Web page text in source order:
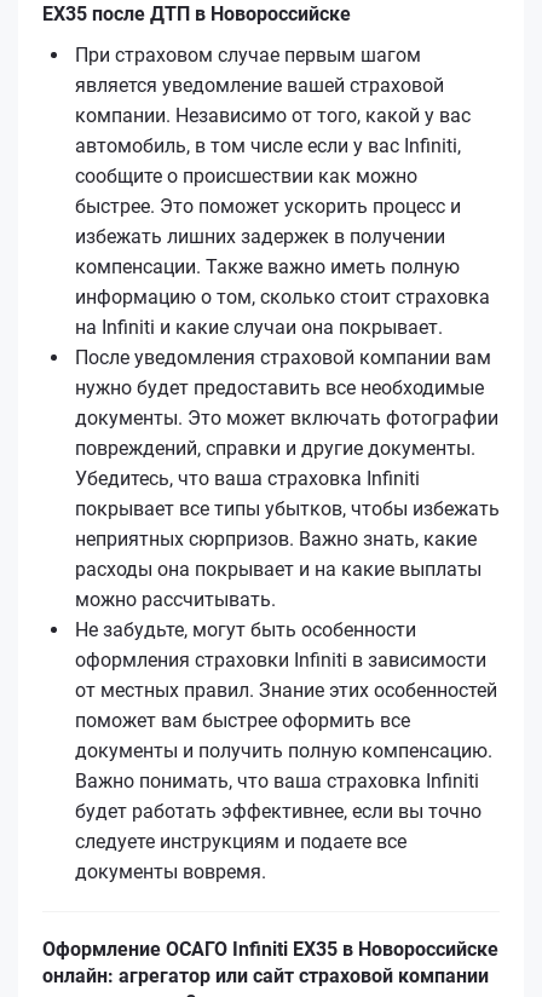
EX35 после ДТП в Новороссийске
При страховом случае первым шагом
является уведомление вашей страховой
компании. Независимо от того, какой у вас
автомобиль, в том числе если у вас Infiniti,
сообщите о происшествии как можно
быстрее. Это поможет ускорить процесс и
избежать лишних задержек в получении
компенсации. Также важно иметь полную
информацию о том, сколько стоит страховка
на Infiniti и какие случаи она покрывает.
После уведомления страховой компании вам
нужно будет предоставить все необходимые
документы. Это может включать фотографии
повреждений, справки и другие документы.
Убедитесь, что ваша страховка Infiniti
покрывает все типы убытков, чтобы избежать
неприятных сюрпризов. Важно знать, какие
расходы она покрывает и на какие выплаты
можно рассчитывать.
Не забудьте, могут быть особенности
оформления страховки Infiniti в зависимости
от местных правил. Знание этих особенностей
поможет вам быстрее оформить все
документы и получить полную компенсацию.
Важно понимать, что ваша страховка Infiniti
будет работать эффективнее, если вы точно
следуете инструкциям и подаете все
документы вовремя.
Оформление ОСАГО Infiniti EX35 в Новороссийске
онлайн: агрегатор или сайт страховой компании